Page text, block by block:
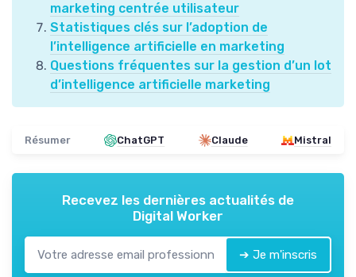
marketing centrée utilisateur
Statistiques clés sur l’adoption de
l’intelligence artificielle en marketing
Questions fréquentes sur la gestion d’un lot
d’intelligence artificielle marketing
Résumer ChatGPT Claude Mistral
Recevez les dernières actualités de
Digital Worker
➔ Je m'inscris